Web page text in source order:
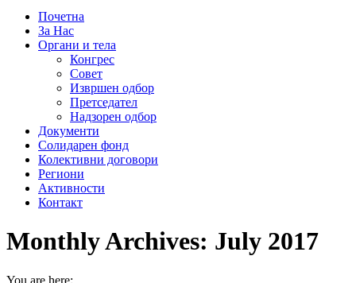
Почетна
За Нас
Органи и тела
Конгрес
Совет
Извршен одбор
Претседател
Надзорен одбор
Документи
Солидарен фонд
Колективни договори
Региони
Активности
Контакт
Monthly Archives: July 2017
You are here: